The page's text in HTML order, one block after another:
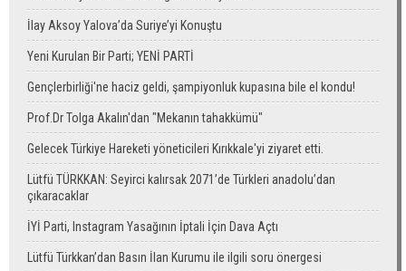
İlay Aksoy Yalova’da Suriye’yi Konuştu
Yeni Kurulan Bir Parti; YENİ PARTİ
Gençlerbirliği'ne haciz geldi, şampiyonluk kupasına bile el kondu!
Prof.Dr Tolga Akalın'dan "Mekanın tahakkümü"
Gelecek Türkiye Hareketi yöneticileri Kırıkkale'yi ziyaret etti.
Lütfü TÜRKKAN: Seyirci kalırsak 2071’de Türkleri anadolu’dan
çıkaracaklar
İYİ Parti, Instagram Yasağının İptali İçin Dava Açtı
Lütfü Türkkan’dan Basın İlan Kurumu ile ilgili soru önergesi